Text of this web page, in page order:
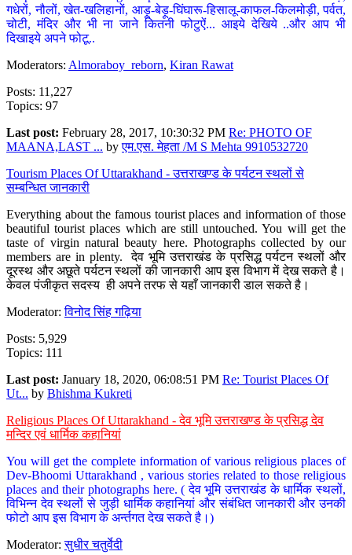
गधेरों, नौलों, खेत-खलिहानों, आड़ू-बेड़ू-घिंघारू-हिसालू-काफल-किलमोड़ी, पर्वत,
चोटी, मंदिर और भी ना जाने कितनी फोटुऐं... आइये देखिये ..और आप भी
दिखाइये अपने फोटू..
Moderators: Almoraboy_reborn, Kiran Rawat
Posts: 11,227
Topics: 97
Last post: February 28, 2017, 10:30:32 PM Re: PHOTO OF
MAANA,LAST ... byएम.एस. मेहता /M S Mehta 9910532720
Tourism Places Of Uttarakhand - उत्तराखण्ड के पर्यटन स्थलों से
सम्बन्धित जानकारी
Everything about the famous tourist places and information of those
beautiful tourist places which are still untouched. You will get the
taste of virgin natural beauty here. Photographs collected by our
members are in plenty. देव भूमि उत्तराखंड के प्रसिद्ध पर्यटन स्थलों और
दूरस्थ और अछूते पर्यटन स्थलों की जानकारी आप इस विभाग में देख सकते है।
केवल पंजीकृत सदस्य ही अपने तरफ से यहाँ जानकारी डाल सकते है।
Moderator:विनोद सिंह गढ़िया
Posts: 5,929
Topics: 111
Last post: January 18, 2020, 06:08:51 PM Re: Tourist Places Of
Ut... by Bhishma Kukreti
Religious Places Of Uttarakhand - देव भूमि उत्तराखण्ड के प्रसिद्ध देव
मन्दिर एवं धार्मिक कहानियां
You will get the complete information of various religious places of
Dev-Bhoomi Uttarakhand , various stories related to those religious
places and their photographs here. ( देव भूमि उत्तराखंड के धार्मिक स्थलों,
विभिन्न देव स्थलों से जुड़ी धार्मिक कहानियां और संबंधित जानकारी और उनकी
फोटो आप इस विभाग के अर्न्तगत देख सकते है।)
Moderator:सुधीर चतुर्वेदी